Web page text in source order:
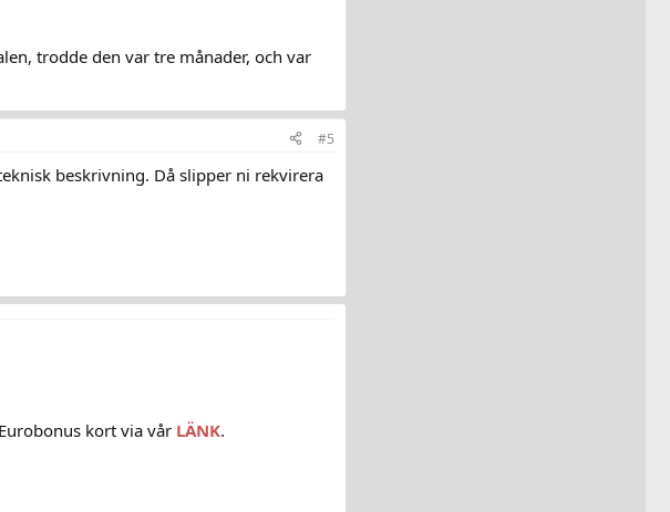
trodde den var tre månader, och var
#5
beskrivning. Då slipper ni rekvirera
kort via vår LÄNK.